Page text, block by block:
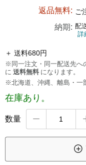
返品無料: ご
納期: 配
詳
＋ 送料680円
※同一注文・同一配送先へ
に 送料無料 になります。
※北海道、沖縄、離島・一
在庫あり。
数量 
